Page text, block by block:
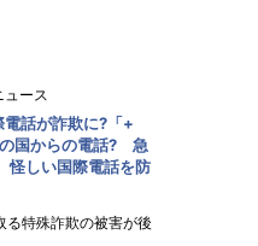
ュース
電話が詐欺に?「+
国からの電話? 急
怪しい国際電話を防
特殊詐欺の被害が後